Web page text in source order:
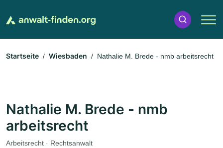
Startseite Wiesbaden Nathalie M. Brede - nmb arbeitsrecht
Nathalie M. Brede - nmb
arbeitsrecht
Arbeitsrecht · Rechtsanwalt